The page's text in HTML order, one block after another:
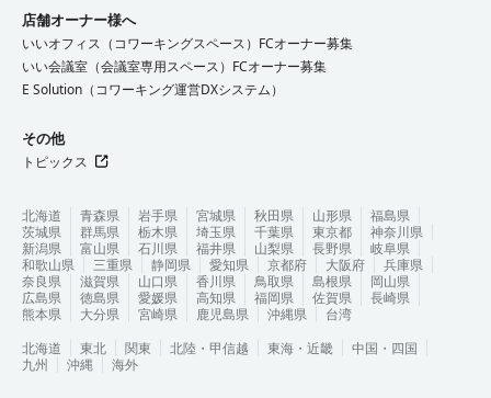
店舗オーナー様へ
いいオフィス（コワーキングスペース）FCオーナー募集
いい会議室（会議室専用スペース）FCオーナー募集
E Solution（コワーキング運営DXシステム）
その他
トピックス
北海道 青森県 岩手県 宮城県 秋田県 山形県
福島県
茨城県
群馬県 栃木県 埼玉県 千葉県 東京都
神奈川県
新潟県
富山県 石川県 福井県 山梨県 長野県
岐阜県
和歌山県
三重県 静岡県 愛知県 京都府 大阪府
兵庫県
奈良県
滋賀県 山口県 香川県 鳥取県 島根県
岡山県
広島県
徳島県 愛媛県 高知県 福岡県 佐賀県
長崎県
熊本県
大分県 宮崎県 鹿児島県 沖縄県
台湾
北海道
東北 関東 北陸・甲信越 東海・近畿
中国・四国
九州
沖縄 海外